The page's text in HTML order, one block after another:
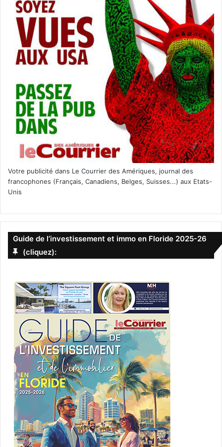
Votre publicité dans Le Courrier des Amériques, journal des
francophones (Français, Canadiens, Belges, Suisses...) aux Etats-
Unis
Guide de l’investissement et immo en Floride 2025-26
(cliquez):